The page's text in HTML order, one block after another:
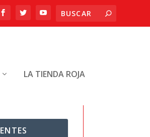
LA TIENDA ROJA